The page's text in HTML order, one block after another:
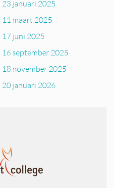
23 januari 2025
11 maart 2025
17 juni 2025
16 september 2025
18 november 2025
20 januari 2026